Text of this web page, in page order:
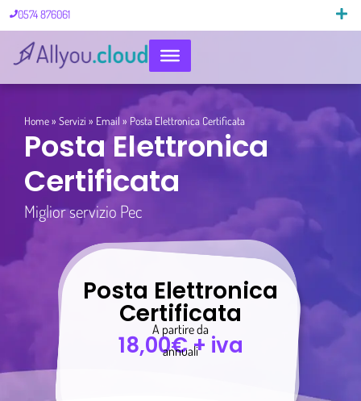
0574 876061
Home» Servizi » Email » Posta Elettronica Certificata
Posta Elettronica
Certificata
Miglior servizio Pec
Posta Elettronica
Certificata
A partire da
18,00€ + iva
annuali